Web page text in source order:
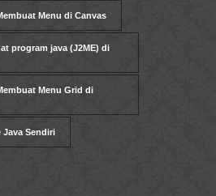
Menu di Canvas
program java (J2ME) di
Menu Grid di
Java Sendiri